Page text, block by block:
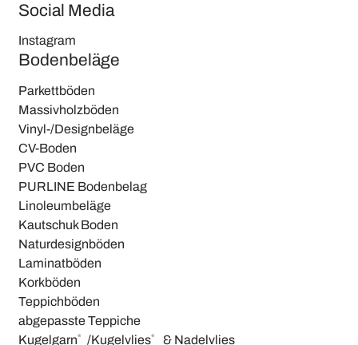
Social Media
Instagram
Bodenbeläge
Parkettböden
Massivholzböden
Vinyl-/Designbeläge
CV-Boden
PVC Boden
PURLINE Bodenbelag
Linoleumbeläge
Kautschuk Boden
Naturdesignböden
Laminatböden
Korkböden
Teppichböden
abgepasste Teppiche
Kugelgarn®/Kugelvlies® & Nadelvlies